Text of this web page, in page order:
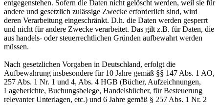
entgegenstehen. Sofern die Daten nicht gelöscht werden, weil sie für
andere und gesetzlich zulässige Zwecke erforderlich sind, wird
deren Verarbeitung eingeschränkt. D.h. die Daten werden gesperrt
und nicht für andere Zwecke verarbeitet. Das gilt z.B. für Daten, die
aus handels- oder steuerrechtlichen Gründen aufbewahrt werden
müssen.
Nach gesetzlichen Vorgaben in Deutschland, erfolgt die
Aufbewahrung insbesondere für 10 Jahre gemäß §§ 147 Abs. 1 AO,
257 Abs. 1 Nr. 1 und 4, Abs. 4 HGB (Bücher, Aufzeichnungen,
Lageberichte, Buchungsbelege, Handelsbücher, für Besteuerung
relevanter Unterlagen, etc.) und 6 Jahre gemäß § 257 Abs. 1 Nr. 2